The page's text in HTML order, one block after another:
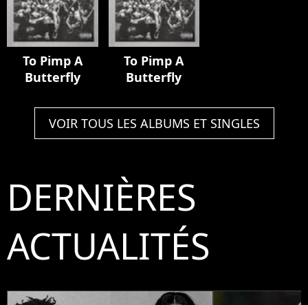
To Pimp A
Butterfly
To Pimp A
Butterfly
VOIR TOUS LES ALBUMS ET SINGLES
DERNIÈRES
ACTUALITÉS